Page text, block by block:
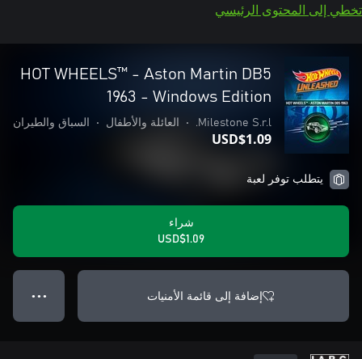
تخطي إلى المحتوى الرئيسي
HOT WHEELS™ - Aston Martin DB5
1963 - Windows Edition
Milestone S.r.l.
• العائلة والأطفال • السباق والطيران
USD$1.09
يتطلب توفر لعبة
شراء
USD$1.09
إضافة إلى قائمة الأمنيات ● ● ●